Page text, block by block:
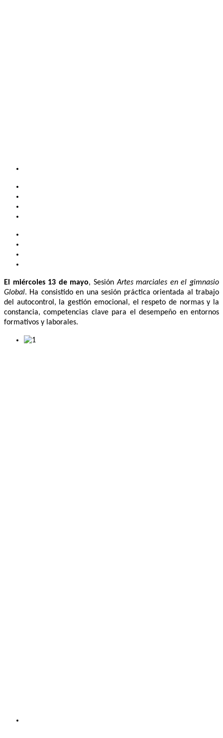
El miércoles 13 de mayo, SesiónArtes marciales en el gimnasio
Global. Ha consistido en una sesión práctica orientada al trabajo
del autocontrol, la gestión emocional, el respeto de normas y la
constancia, competencias clave para el desempeño en entornos
formativos y laborales.